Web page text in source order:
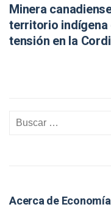
Minera
territorio indígena
tensión en la
Acerca de